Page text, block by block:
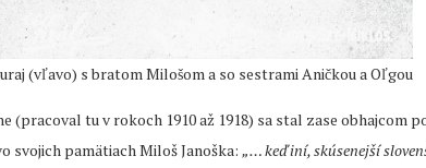
(vľavo) s bratom Milošom a so sestrami Aničkou a Oľgou
(pracoval tu v rokoch 1910 až 1918) sa stal zase obhajcom
svojich pamätiach Miloš Janoška: „… keď iní, skúsenejší